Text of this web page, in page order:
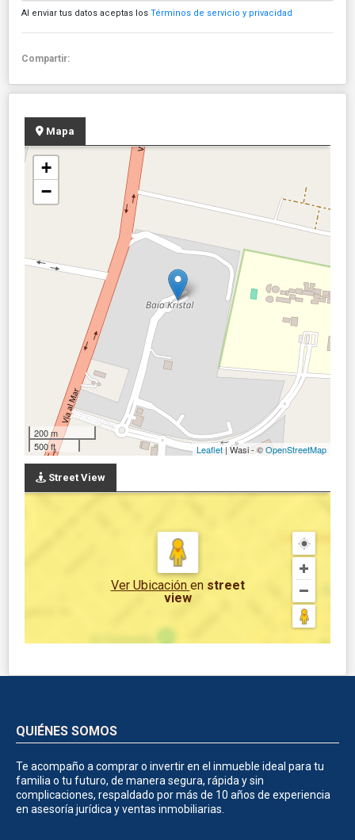
Al enviar tus datos aceptas los Términos de servicio y privacidad
Compartir:
Mapa
+
−
200 m
500 ft
Leaflet | Wasi - ©OpenStreetMap
Street View
Ver Ubicación en street
view
QUIÉNES SOMOS
Te acompaño a comprar o invertir en el inmueble ideal para tu
familia o tu futuro, de manera segura, rápida y sin
complicaciones, respaldado por más de 10 años de experiencia
en asesoría jurídica y ventas inmobiliarias.